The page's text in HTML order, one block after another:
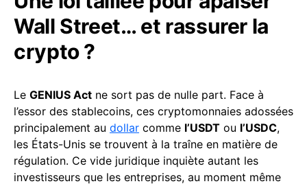
Wall Street… et rassurer la
crypto ?
Le GENIUS Act ne sort pas de nulle part. Face à
l’essor des stablecoins, ces cryptomonnaies adossées
principalement au dollar comme l’USDT ou l’USDC,
les États-Unis se trouvent à la traîne en matière de
régulation. Ce vide juridique inquiète autant les
investisseurs que les entreprises, au moment même